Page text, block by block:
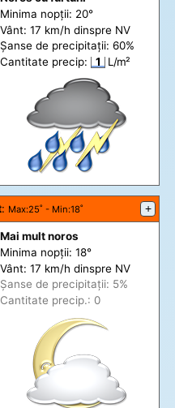
Minima nopții: 20°
Vânt: 17 km/h dinspre NV
Șanse de precipitații: 60%
Cantitate precip:
1 L/m²
: Max:25˚ - Min:18˚ +
Mai mult noros
Minima nopții: 18°
Vânt: 17 km/h dinspre NV
Șanse de precipitații: 5%
Cantitate precip.: 0